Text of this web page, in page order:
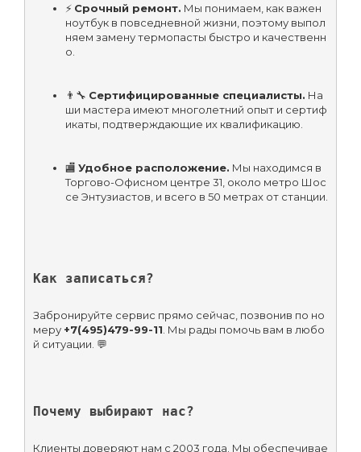
⚡ Срочный ремонт. Мы понимаем, как важен
ноутбук в повседневной жизни, поэтому выпол
няем замену термопасты быстро и качественн
о.
👨‍🔧 Сертифицированные специалисты. На
ши мастера имеют многолетний опыт и сертиф
икаты, подтверждающие их квалификацию.
🏬 Удобное расположение. Мы находимся в
Торгово-Офисном центре 31, около метро Шос
се Энтузиастов, и всего в 50 метрах от станции.
Как записаться?
Забронируйте сервис прямо сейчас, позвонив по но
меру +7(495)479-99-11 . Мы рады помочь вам в любо
й ситуации. 💬
Почему выбирают нас?
Клиенты доверяют нам с 2003 года. Мы обеспечивае